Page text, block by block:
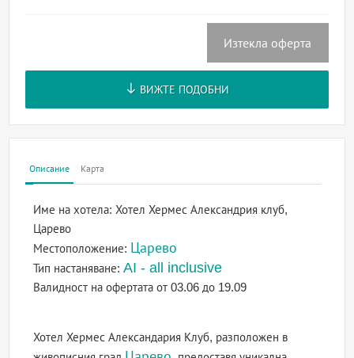
Изтекла оферта
ВИЖТЕ ПОДОБНИ
Описание Карта
Име на хотела: Хотел Хермес Александрия клуб,
Царево
Местоположение: Царево
Тип настаняване:AI - all inclusive
Валидност на офертатаот 03.06 до 19.09
Хотел Хермес Александария Клуб, разположен в